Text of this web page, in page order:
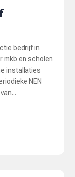
bedrijf in
mkb en scholen
installaties
NEN